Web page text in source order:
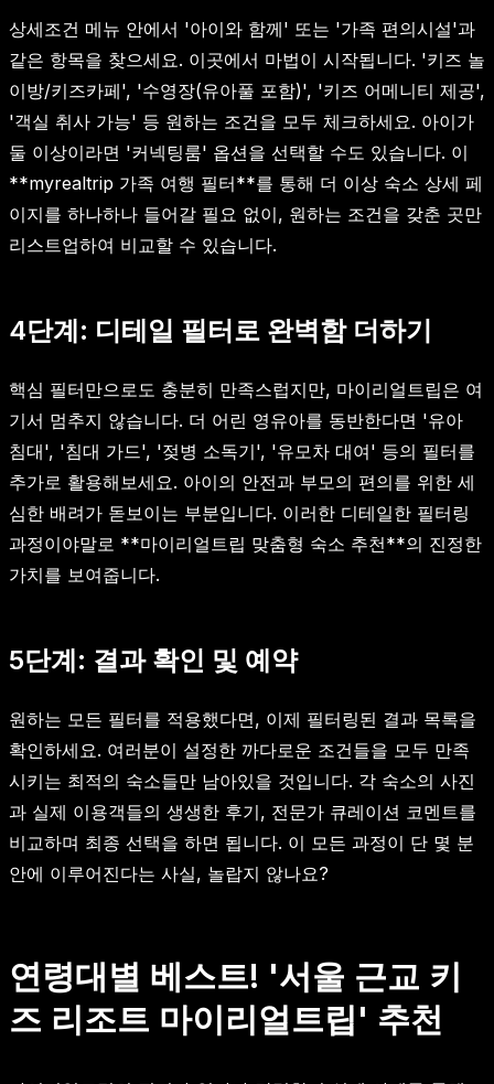
상세조건 메뉴 안에서 '아이와 함께' 또는 '가족 편의시설'과
같은 항목을 찾으세요. 이곳에서 마법이 시작됩니다. '키즈 놀
이방/키즈카페', '수영장(유아풀 포함)', '키즈 어메니티 제공',
'객실 취사 가능' 등 원하는 조건을 모두 체크하세요. 아이가
둘 이상이라면 '커넥팅룸' 옵션을 선택할 수도 있습니다. 이
**myrealtrip 가족 여행 필터**를 통해 더 이상 숙소 상세 페
이지를 하나하나 들어갈 필요 없이, 원하는 조건을 갖춘 곳만
리스트업하여 비교할 수 있습니다.
4단계: 디테일 필터로 완벽함 더하기
핵심 필터만으로도 충분히 만족스럽지만, 마이리얼트립은 여
기서 멈추지 않습니다. 더 어린 영유아를 동반한다면 '유아
침대', '침대 가드', '젖병 소독기', '유모차 대여' 등의 필터를
추가로 활용해보세요. 아이의 안전과 부모의 편의를 위한 세
심한 배려가 돋보이는 부분입니다. 이러한 디테일한 필터링
과정이야말로 **마이리얼트립 맞춤형 숙소 추천**의 진정한
가치를 보여줍니다.
5단계: 결과 확인 및 예약
원하는 모든 필터를 적용했다면, 이제 필터링된 결과 목록을
확인하세요. 여러분이 설정한 까다로운 조건들을 모두 만족
시키는 최적의 숙소들만 남아있을 것입니다. 각 숙소의 사진
과 실제 이용객들의 생생한 후기, 전문가 큐레이션 코멘트를
비교하며 최종 선택을 하면 됩니다. 이 모든 과정이 단 몇 분
안에 이루어진다는 사실, 놀랍지 않나요?
연령대별 베스트! '서울 근교 키
즈 리조트 마이리얼트립' 추천